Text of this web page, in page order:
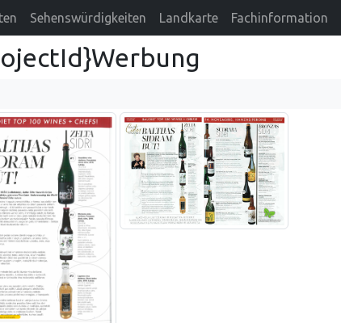
Sehenswürdigkeiten Landkarte Fachinformation